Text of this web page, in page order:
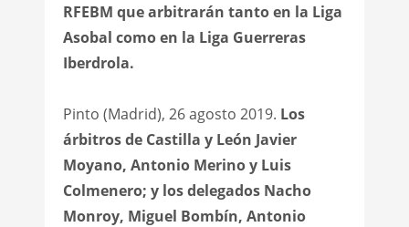
RFEBM que arbitrarán tanto en la Liga
Asobal como en la Liga Guerreras
Iberdrola.
Pinto (Madrid), 26 agosto 2019. Los
árbitros de Castilla y León Javier
Moyano, Antonio Merino y Luis
Colmenero; y los delegados Nacho
Monroy, Miguel Bombín, Antonio